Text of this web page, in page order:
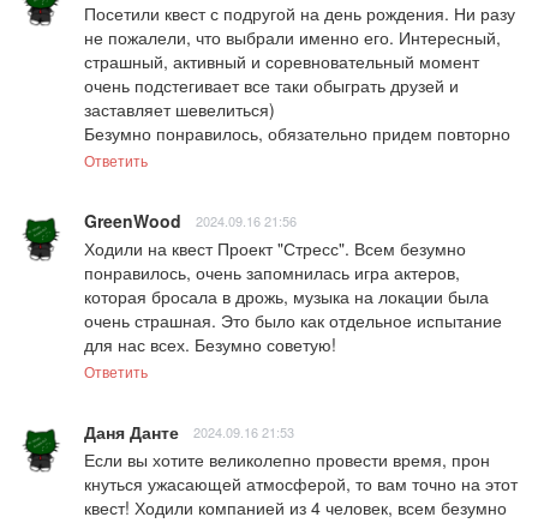
Посетили квест с подругой на день рождения. Ни разу
не пожалели, что выбрали именно его. Интересный,
страшный, активный и соревновательный момент
очень подстегивает все таки обыграть друзей и
заставляет шевелиться)
Безумно понравилось, обязательно придем повторно
Ответить
GreenWood 2024.09.16 21:56
Ходили на квест Проект "Стресс". Всем безумно
понравилось, очень запомнилась игра актеров,
которая бросала в дрожь, музыка на локации была
очень страшная. Это было как отдельное испытание
для нас всех. Безумно советую!
Ответить
Даня Данте 2024.09.16 21:53
Если вы хотите великолепно провести время, прон
кнуться ужасающей атмосферой, то вам точно на этот
квест! Ходили компанией из 4 человек, всем безумно